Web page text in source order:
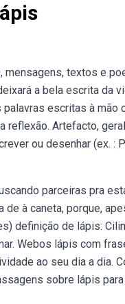
textos e
a bela escrita da
escritas à
reflexão. Artefacto,
ou desenhar (ex. :
parceiras pra
à caneta, porque,
definição de lápis:
Webos lápis com
ao seu dia a dia.
sobre lápis